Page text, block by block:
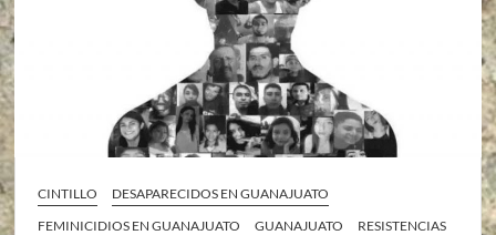
CINTILLO
DESAPARECIDOS EN GUANAJUATO
FEMINICIDIOS EN GUANAJUATO
GUANAJUATO
RESISTENCIAS